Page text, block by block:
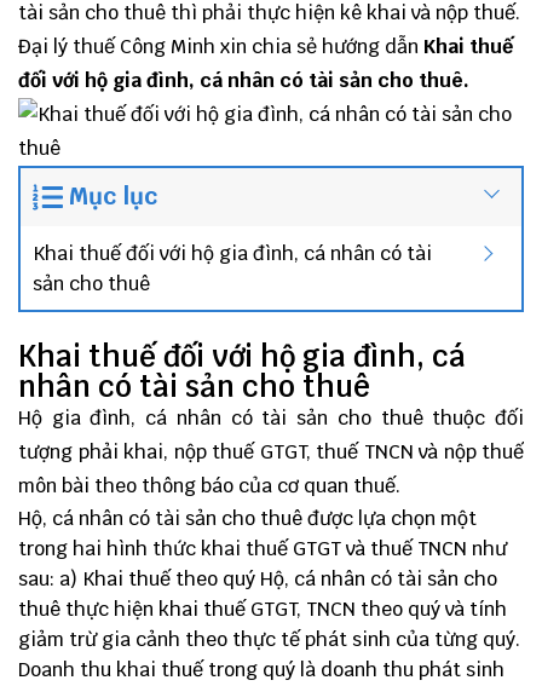
tài sản cho thuê thì phải thực hiện kê khai và nộp thuế.
Đại lý thuế Công Minh xin chia sẻ hướng dẫn Khai thuế
đối với hộ gia đình, cá nhân có tài sản cho thuê.
Mục lục
Khai thuế đối với hộ gia đình, cá nhân có tài
sản cho thuê
Khai thuế đối với hộ gia đình, cá
nhân có tài sản cho thuê
Hộ gia đình, cá nhân có tài sản cho thuê thuộc đối
tượng phải khai, nộp thuế GTGT, thuế TNCN và nộp thuế
môn bài theo thông báo của cơ quan thuế.
Hộ, cá nhân có tài sản cho thuê được lựa chọn một
trong hai hình thức khai thuế GTGT và thuế TNCN như
sau: a) Khai thuế theo quý Hộ, cá nhân có tài sản cho
thuê thực hiện khai thuế GTGT, TNCN theo quý và tính
giảm trừ gia cảnh theo thực tế phát sinh của từng quý.
Doanh thu khai thuế trong quý là doanh thu phát sinh